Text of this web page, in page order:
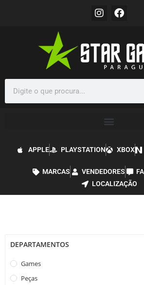
APPLE PLAYSTATION XBOX
MARCAS VENDEDORES
LOCALIZAÇÃO
DEPARTAMENTOS
Games
Peças